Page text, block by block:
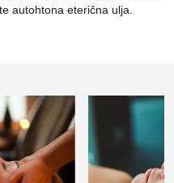
autohtona eterična ulja.